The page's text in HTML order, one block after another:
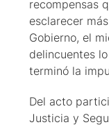
recompensas
esclarecer
Gobierno, el
delincuentes
terminó la
Del acto
Justicia y